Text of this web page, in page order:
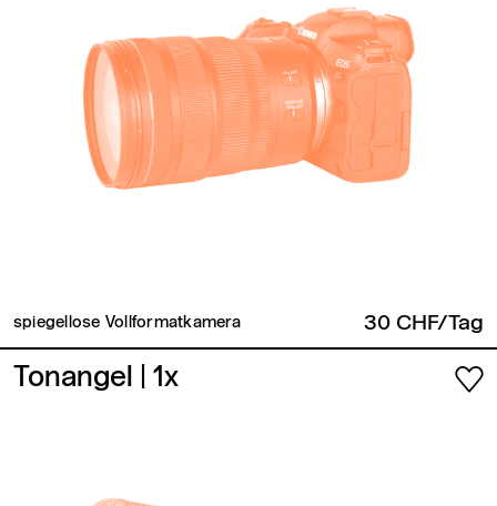
spiegellose Vollformatkamera 30 CHF/Tag
Tonangel | 1x